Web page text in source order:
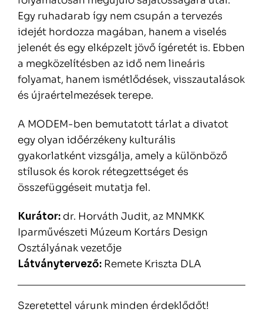
Egy ruhadarab így nem csupán a tervezés
idejét hordozza magában, hanem a viselés
jelenét és egy elképzelt jövő ígéretét is. Ebben
a megközelítésben az idő nem lineáris
folyamat, hanem ismétlődések, visszautalások
és újraértelmezések terepe.
A MODEM-ben bemutatott tárlat a divatot
egy olyan időérzékeny kulturális
gyakorlatként vizsgálja, amely a különböző
stílusok és korok rétegzettséget és
összefüggéseit mutatja fel.
Kurátor: dr. Horváth Judit, az MNMKK
Iparművészeti Múzeum Kortárs Design
Osztályának vezetője
Látványtervező: Remete Kriszta DLA
Szeretettel várunk minden érdeklődőt!